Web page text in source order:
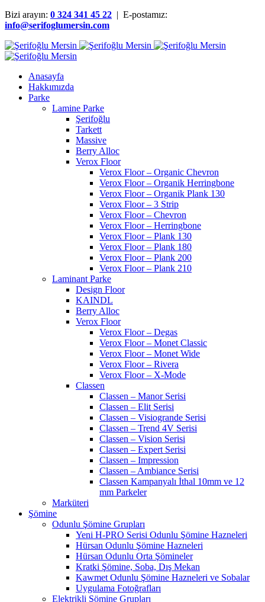
Bizi arayın: 0 324 341 45 22 | E-postamız:
info@serifoglumersin.com
Anasayfa
Hakkımızda
Parke
Lamine Parke
Şerifoğlu
Tarkett
Massive
Berry Alloc
Verox Floor
Verox Floor – Organic Chevron
Verox Floor – Organik Herringbone
Verox Floor – Organik Plank 130
Verox Floor – 3 Strip
Verox Floor – Chevron
Verox Floor – Herringbone
Verox Floor – Plank 130
Verox Floor – Plank 180
Verox Floor – Plank 200
Verox Floor – Plank 210
Laminant Parke
Design Floor
KAINDL
Berry Alloc
Verox Floor
Verox Floor – Degas
Verox Floor – Monet Classic
Verox Floor – Monet Wide
Verox Floor – Rivera
Verox Floor – X-Mode
Classen
Classen – Manor Serisi
Classen – Elit Serisi
Classen – Visiogrande Serisi
Classen – Trend 4V Serisi
Classen – Vision Serisi
Classen – Expert Serisi
Classen – Impression
Classen – Ambiance Serisi
Classen Kampanyalı İthal 10mm ve 12
mm Parkeler
Marküteri
Şömine
Odunlu Şömine Grupları
Yeni H-PRO Serisi Odunlu Şömine Hazneleri
Hürsan Odunlu Şömine Hazneleri
Hürsan Odunlu Orta Şömineler
Kratki Şömine, Soba, Dış Mekan
Kawmet Odunlu Şömine Hazneleri ve Sobalar
Uygulama Fotoğrafları
Elektrikli Şömine Grupları